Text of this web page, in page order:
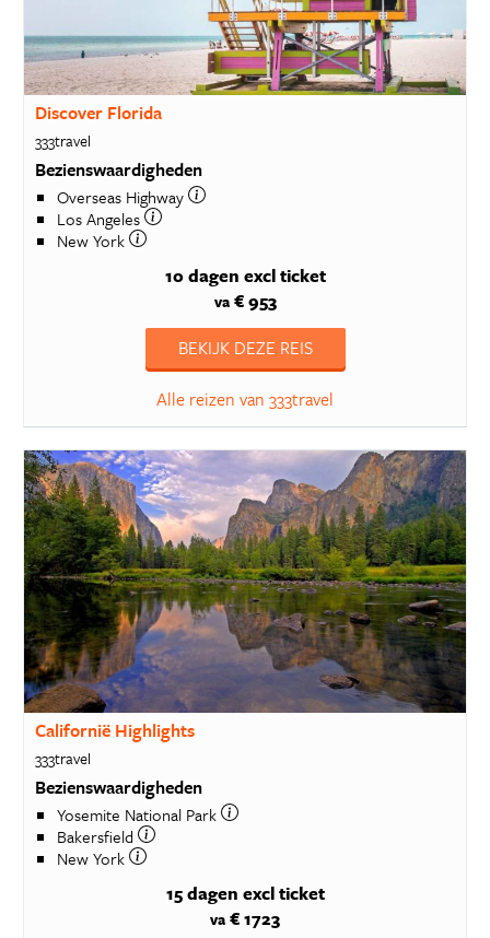
Discover Florida
333travel
Bezienswaardigheden
Overseas Highway
Los Angeles
New York
10 dagen excl ticket
va€ 953
BEKIJK DEZE REIS
Alle reizen van 333travel
Californië Highlights
333travel
Bezienswaardigheden
Yosemite National Park
Bakersfield
New York
15 dagen excl ticket
va € 1723